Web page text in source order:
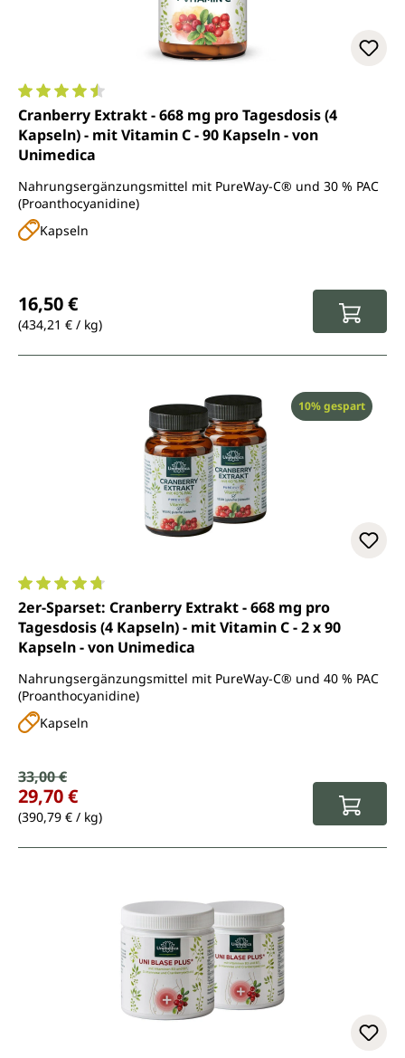
Durchschnittliche Bewertung von 4.5 von 5 Sternen
Cranberry Extrakt - 668 mg pro Tagesdosis (4
Kapseln) - mit Vitamin C - 90 Kapseln - von
Unimedica
Nahrungsergänzungsmittel mit PureWay-C® und 30 % PAC
(Proanthocyanidine)
Kapseln
16,50 €
(434,21 € / kg)
Rabatt
10% gespart
Durchschnittliche Bewertung von 4.8 von 5 Sternen
2er-Sparset: Cranberry Extrakt - 668 mg pro
Tagesdosis (4 Kapseln) - mit Vitamin C - 2 x 90
Kapseln - von Unimedica
Nahrungsergänzungsmittel mit PureWay-C® und 40 % PAC
(Proanthocyanidine)
Kapseln
Verkaufspreis:
Regulärer Preis:
33,00 €
29,70 €
(390,79 € / kg)